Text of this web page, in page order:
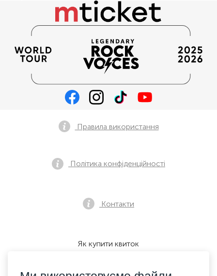
Правила використання
Політика конфіденційності
Контакти
Як купити квиток